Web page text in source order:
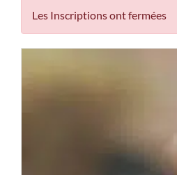
Voir
l'image
Les Inscriptions ont fermées